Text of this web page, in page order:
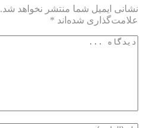
نشانی ایمیل شما منتشر نخواهد شد.
علامت‌گذاری شده‌اند *